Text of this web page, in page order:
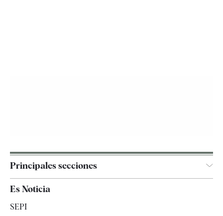
Principales secciones
Es Noticia
SEPI